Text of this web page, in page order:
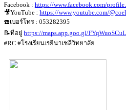
Facebook : https://www.facebook.com/
🎥YouTube : https://www.youtube.com/
☎️เบอร์โทร : 053282395
📝ที่อยู่ https://maps.app.goo.gl/
#RC #โรงเรียนเรยีนาเชลีวิทยาลัย